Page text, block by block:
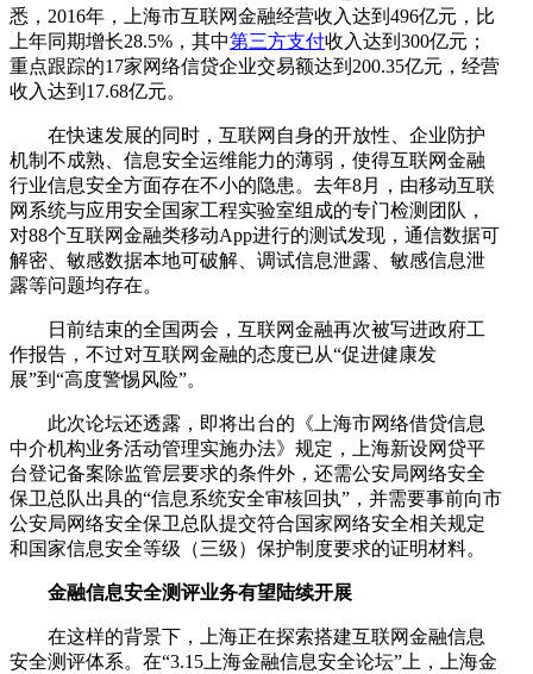
悉，2016年，上海市互联网金融经营收入达到496亿元，比
上年同期增长28.5%，其中第三方支付收入达到300亿元；
重点跟踪的17家网络信贷企业交易额达到200.35亿元，经营
收入达到17.68亿元。
在快速发展的同时，互联网自身的开放性、企业防护
机制不成熟、信息安全运维能力的薄弱，使得互联网金融
行业信息安全方面存在不小的隐患。去年8月，由移动互联
网系统与应用安全国家工程实验室组成的专门检测团队，
对88个互联网金融类移动App进行的测试发现，通信数据可
解密、敏感数据本地可破解、调试信息泄露、敏感信息泄
露等问题均存在。
日前结束的全国两会，互联网金融再次被写进政府工
作报告，不过对互联网金融的态度已从“促进健康发
展”到“高度警惕风险”。
此次论坛还透露，即将出台的《上海市网络借贷信息
中介机构业务活动管理实施办法》规定，上海新设网贷平
台登记备案除监管层要求的条件外，还需公安局网络安全
保卫总队出具的“信息系统安全审核回执”，并需要事前向市
公安局网络安全保卫总队提交符合国家网络安全相关规定
和国家信息安全等级（三级）保护制度要求的证明材料。
金融信息安全测评业务有望陆续开展
在这样的背景下，上海正在探索搭建互联网金融信息
安全测评体系。在“3.15上海金融信息安全论坛”上，上海金